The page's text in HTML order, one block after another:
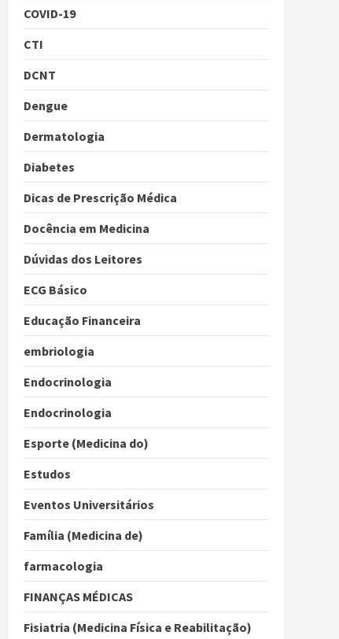
COVID-19
CTI
DCNT
Dengue
Dermatologia
Diabetes
Dicas de Prescrição Médica
Docência em Medicina
Dúvidas dos Leitores
ECG Básico
Educação Financeira
embriologia
Endocrinologia
Endocrinologia
Esporte (Medicina do)
Estudos
Eventos Universitários
Família (Medicina de)
farmacologia
FINANÇAS MÉDICAS
Fisiatria (Medicina Física e Reabilitação)